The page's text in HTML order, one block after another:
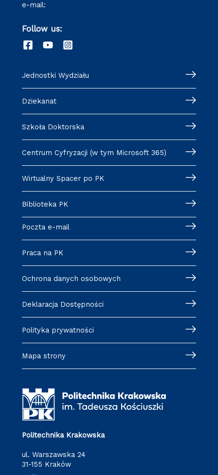
e-mail:
Follow us:
Jednostki Wydziału
Dziekanat
Szkoła Doktorska
Centrum Cyfryzacji (w tym Microsoft 365)
Wirtualny Spacer po PK
Biblioteka PK
Poczta e-mail
Praca na PK
Ochrona danych osobowych
Deklaracja Dostępności
Polityka prywatności
Mapa strony
Politechnika Krakowska
ul. Warszawska 24
31-155 Kraków